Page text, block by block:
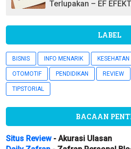
Terlupakan – EF
LABEL
BISNIS INFO MENARIK KESEHATAN
OTOMOTIF PENDIDIKAN REVIEW
TIPSTORIAL
BACAAN
Situs Review- Akurasi Ulasan